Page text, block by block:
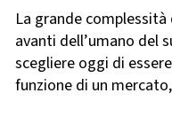
La grande
avanti dell’umano del
scegliere oggi di
funzione di un